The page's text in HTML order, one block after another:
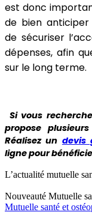
est donc
de bien anticiper
de sécuriser
dépenses, afin
sur le long terme.
Si vous
propose
Réalisez un devis
ligne pour
L’actualité mutuelle
Nouveauté Mutuelle
Mutuelle santé et